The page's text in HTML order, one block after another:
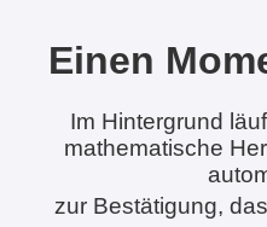
Einen
Im Hintergrund
mathematische
zur Bestätigung,